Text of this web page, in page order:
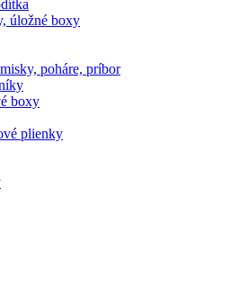
úložné boxy
poháre, príbor
boxy
plienky